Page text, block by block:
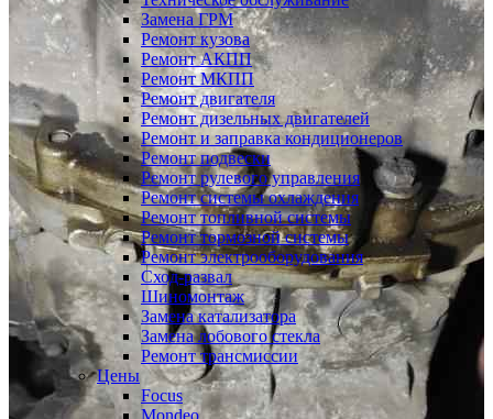
Замена ГРМ
Ремонт кузова
Ремонт АКПП
Ремонт МКПП
Ремонт двигателя
Ремонт дизельных двигателей
Ремонт и заправка кондиционеров
Ремонт подвески
Ремонт рулевого управления
Ремонт системы охлаждения
Ремонт топливной системы
Ремонт тормозной системы
Ремонт электрооборудования
Сход-развал
Шиномонтаж
Замена катализатора
Замена лобового стекла
Ремонт трансмиссии
Цены
Focus
Mondeo